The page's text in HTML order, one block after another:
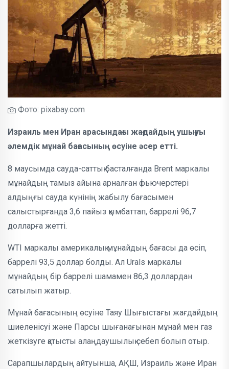
Фото: pixabay.com
Израиль мен Иран арасындағы жағдайдың ушығуы
әлемдік мұнай бағасының өсуіне әсер етті.
8 маусымда сауда-саттық басталғанда Brent маркалы
мұнайдың тамыз айына арналған фьючерстері
алдыңғы сауда күнінің жабылу бағасымен
салыстырғанда 3,6 пайыз қымбаттап, баррелі 96,7
долларға жетті.
WTI маркалы америкалық мұнайдың бағасы да өсіп,
баррелі 93,5 доллар болды. Ал Urals маркалы
мұнайдың бір баррелі шамамен 86,3 доллардан
сатылып жатыр.
Мұнай бағасының өсуіне Таяу Шығыстағы жағдайдың
шиеленісуі және Парсы шығанағынан мұнай мен газ
жеткізуге қатысты алаңдаушылық себеп болып отыр.
Сарапшылардың айтуынша, АҚШ, Израиль және Иран